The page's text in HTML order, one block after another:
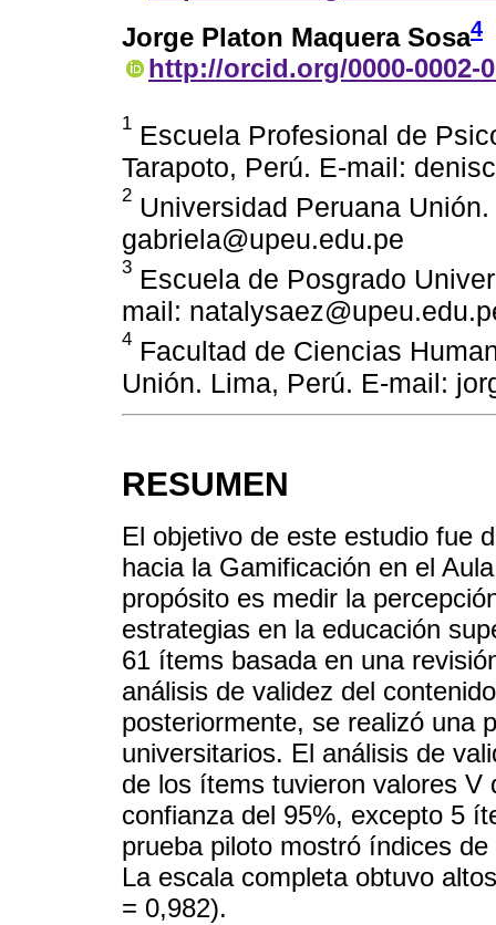
Jorge Platon Maquera Sosa4
http://orcid.org/0000-0002-
1 Escuela Profesional de
Tarapoto, Perú. E-mail:
2 Universidad Peruana
gabriela@upeu.edu.pe
3 Escuela de Posgrado
mail:
4 Facultad de Ciencias
Unión. Lima, Perú. E-mail:
RESUMEN
El objetivo de este estudio fue
hacia la Gamificación en el
propósito es medir la
estrategias en la educación
61 ítems basada en una
análisis de validez del
posteriormente, se realizó una
universitarios. El análisis de
de los ítems tuvieron valores V
confianza del 95%, excepto 5
prueba piloto mostró índices
La escala completa obtuvo
= 0,982).